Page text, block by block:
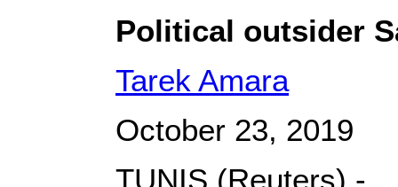
Political outsider
Tarek Amara
October 23, 2019
TUNIS (Reuters) -